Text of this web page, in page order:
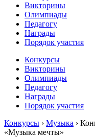
Викторины
Олимпиады
Педагогу
Награды
Порядок участия
Конкурсы
Викторины
Олимпиады
Педагогу
Награды
Порядок участия
Конкурсы › Музыка ›
«Музыка мечты»